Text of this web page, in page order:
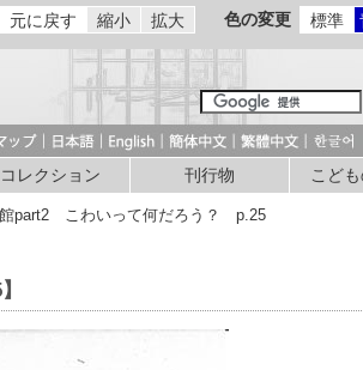
元に戻す 縮小 拡大 色の変更 標準
コレクション 刊行物 こど
館part2 こわいって何だろう？ p.25